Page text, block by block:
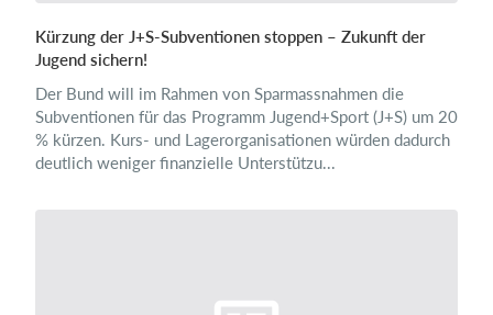
Kürzung der J+S-Subventionen stoppen – Zukunft der
Jugend sichern!
Der Bund will im Rahmen von Sparmassnahmen die
Subventionen für das Programm Jugend+Sport (J+S) um 20
% kürzen. Kurs- und Lagerorganisationen würden dadurch
deutlich weniger finanzielle Unterstützu...